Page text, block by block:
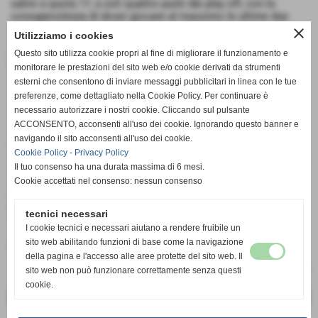
salire a quota 17, a soli quattro punti dai play off, con la
consapevolezza di dover giocare al massimo le ultime due
gare, sia per centrare il quarto posto, sia per rimpinguare la
classifica e portarsicosi nella seconda fase un bel bagaglio di
punti
Nel primo set le offidane, partono forte, attenzione e
concentrazione permettono di mettere alle corde, le ascolane
che reagiscono solo quando sono sotto 23-14, ma pian piano
riescono ad arrivare sul 23 pari, ma nel finale le rossoazzurre
fanno loro il set. Secondo e terzo psrziale in cui le padrone di
casa fanno la voce grossa, e le offidane commettono troppe
imperfezioni, cosi da dare modo alle ascolane di allungare a
meta parziale e vincere entrambi i set 25-20. Reazione positiva
nel quarto set, con mister Ciabattoni che striglia le sue ed i
risultati si vedono in campo, sbavature limitate ed attacco piu
break le Querce invece partono subito forte e vincono cosi 15-
Fonte:UFFICIO STAMPA
close
Utilizziamo i cookies
Questo sito utilizza cookie propri al fine di migliorare il funzionamento e
monitorare le prestazioni del sito web e/o cookie derivati da strumenti
esterni che consentono di inviare messaggi pubblicitari in linea con le tue
preferenze, come dettagliato nella Cookie Policy. Per continuare è
necessario autorizzare i nostri cookie. Cliccando sul pulsante
ACCONSENTO, acconsenti all'uso dei cookie. Ignorando questo banner e
navigando il sito acconsenti all'uso dei cookie.
Cookie Policy - Privacy Policy
Il tuo consenso ha una durata massima di 6 mesi.
Cookie accettati nel consenso: nessun consenso
tecnici necessari
I cookie tecnici e necessari aiutano a rendere fruibile un
sito web abilitando funzioni di base come la navigazione
della pagina e l'accesso alle aree protette del sito web. Il
sito web non può funzionare correttamente senza questi
cookie.